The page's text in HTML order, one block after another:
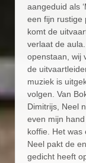
aangeduid als
een fijn rustige
komt de
verlaat de
openstaan, wij
de
muziek is
volgen. Van
Dimitrijs, Neel
even mijn
koffie. Het was
Neel pakt de
gedicht heeft